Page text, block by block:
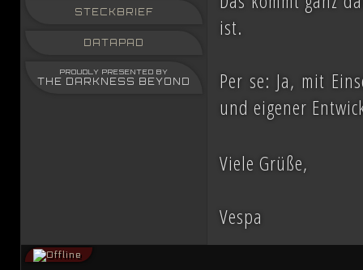
STECKBRIEF
DATAPAD
PROUDLY PRESENTED BY
THE DARKNESS BEYOND
ist.
Per se: Ja, mit
und eigener
Viele Grüße,
Vespa